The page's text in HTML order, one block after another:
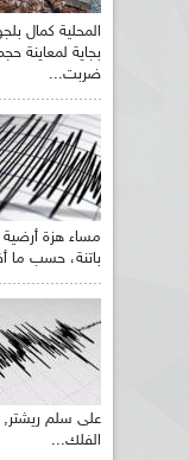
المحلية كمال
بجاية لمعاينة
ضربت...
باتنة، حسب ما
على سلم ريشتر,
الفلك...